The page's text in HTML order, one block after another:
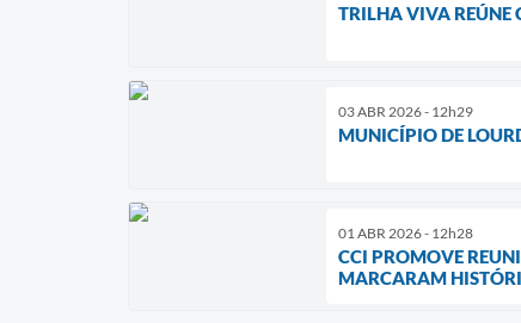
TRILHA VIVA REÚNE
03 ABR 2026 - 12h29
MUNICÍPIO DE
01 ABR 2026 - 12h28
CCI PROMOVE
MARCARAM